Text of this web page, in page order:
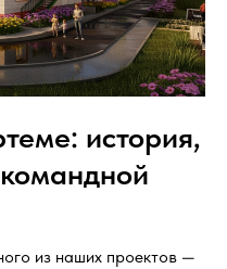
история,
из наших проектов —